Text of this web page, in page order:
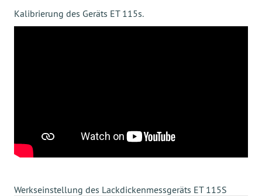
Kalibrierung des Geräts ET 115s.
Werkseinstellung des Lackdickenmessgeräts ET 115S